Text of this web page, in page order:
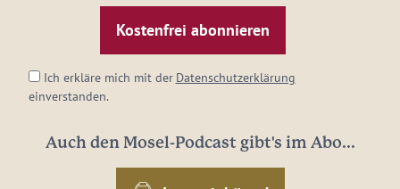
Mail-
Adresse:
Ich erkläre mich mit der Datenschutzerklärung
einverstanden.
Auch den Mosel-Podcast gibt's im Abo...